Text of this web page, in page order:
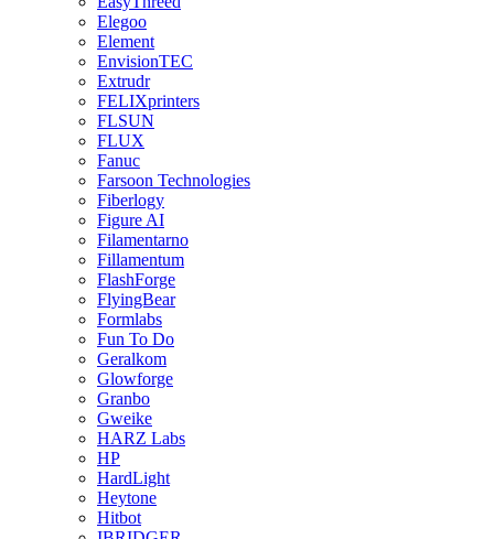
Elegoo
Element
EnvisionTEC
Extrudr
FELIXprinters
FLSUN
FLUX
Fanuc
Farsoon Technologies
Fiberlogy
Figure AI
Filamentarno
Fillamentum
FlashForge
FlyingBear
Formlabs
Fun To Do
Geralkom
Glowforge
Granbo
Gweike
HARZ Labs
HP
HardLight
Heytone
Hitbot